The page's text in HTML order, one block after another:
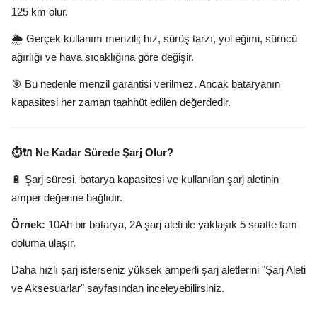
125 km olur.
🌦️ Gerçek kullanım menzili; hız, sürüş tarzı, yol eğimi, sürücü
ağırlığı ve hava sıcaklığına göre değişir.
🎯 Bu nedenle menzil garantisi verilmez. Ancak bataryanın
kapasitesi her zaman taahhüt edilen değerdedir.
⏱️🔌 Ne Kadar Sürede Şarj Olur?
🔋 Şarj süresi, batarya kapasitesi ve kullanılan şarj aletinin
amper değerine bağlıdır.
Örnek: 10Ah bir batarya, 2A şarj aleti ile yaklaşık 5 saatte tam
doluma ulaşır.
Daha hızlı şarj isterseniz yüksek amperli şarj aletlerini "Şarj Aleti
ve Aksesuarlar" sayfasından inceleyebilirsiniz.